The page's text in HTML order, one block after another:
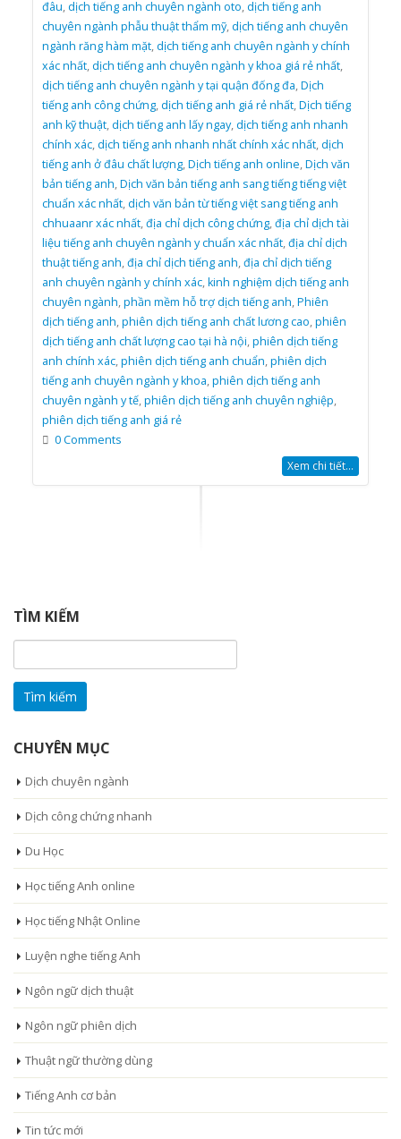
đâu,dịch tiếng anh chuyên ngành oto,dịch tiếng anh
chuyên ngành phẫu thuật thẩm mỹ,dịch tiếng anh chuyên
ngành răng hàm mặt,dịch tiếng anh chuyên ngành y chính
xác nhất,dịch tiếng anh chuyên ngành y khoa giá rẻ nhất,
dịch tiếng anh chuyên ngành y tại quận đống đa,Dịch
tiếng anh công chứng,dịch tiếng anh giá rẻ nhất,Dịch tiếng
anh kỹ thuật,dịch tiếng anh lấy ngay,dịch tiếng anh nhanh
chính xác,dịch tiếng anh nhanh nhất chính xác nhất,dịch
tiếng anh ở đâu chất lượng,Dịch tiếng anh online,Dịch văn
bản tiếng anh,Dịch văn bản tiếng anh sang tiếng tiếng việt
chuẩn xác nhất,dịch văn bản từ tiếng việt sang tiếng anh
chhuaanr xác nhất,địa chỉ dịch công chứng,địa chỉ dịch tài
liệu tiếng anh chuyên ngành y chuẩn xác nhất,địa chỉ dịch
thuật tiếng anh,địa chỉ dịch tiếng anh,địa chỉ dịch tiếng
anh chuyên ngành y chính xác,kinh nghiệm dịch tiếng anh
chuyên ngành,phần mềm hỗ trợ dịch tiếng anh,Phiên
dịch tiếng anh,phiên dịch tiếng anh chất lương cao,phiên
dịch tiếng anh chất lượng cao tại hà nội,phiên dịch tiếng
anh chính xác,phiên dịch tiếng anh chuẩn,phiên dịch
tiếng anh chuyên ngành y khoa,phiên dịch tiếng anh
chuyên ngành y tế,phiên dịch tiếng anh chuyên nghiệp,
phiên dịch tiếng anh giá rẻ
0 Comments
Xem chi tiết...
TÌM KIẾM
kiếm
cho:
CHUYÊN MỤC
Dịch chuyên ngành
Dịch công chứng nhanh
Du Học
Học tiếng Anh online
Học tiếng Nhật Online
Luyện nghe tiếng Anh
Ngôn ngữ dịch thuật
Ngôn ngữ phiên dịch
Thuật ngữ thường dùng
Tiếng Anh cơ bản
Tin tức mới